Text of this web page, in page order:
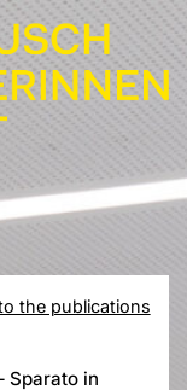
the publications
Sparato in